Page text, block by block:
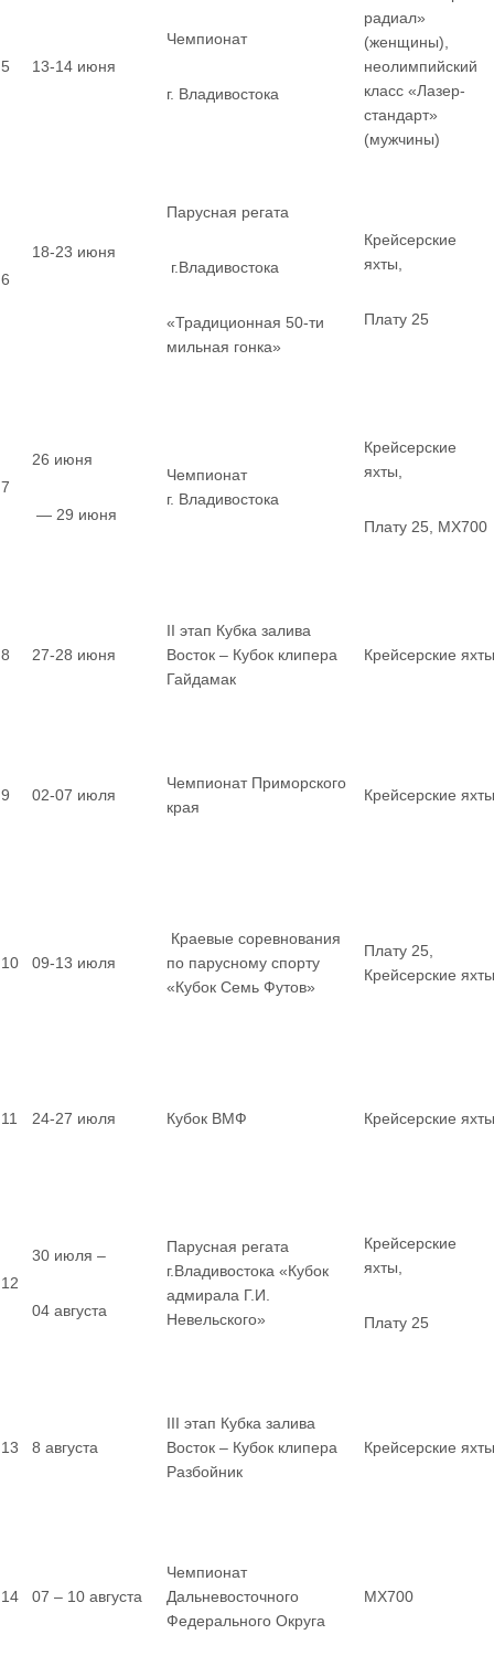
5 13-14 июня
Чемпионат
г. Владивостока
радиал»
(женщины),
неолимпийский
класс «Лазер-
стандарт»
(мужчины)
6
18-23 июня
Парусная регата
г.Владивостока
«Традиционная 50-ти
мильная гонка»
Крейсерские
яхты,
Плату 25
7
26 июня
— 29 июня
Чемпионат
г. Владивостока
Крейсерские
яхты,
Плату 25, MX700
8 27-28 июня
II этап Кубка залива
Восток – Кубок клипера
Гайдамак
Крейсерские яхты
9 02-07 июля
Чемпионат Приморского
края
Крейсерские яхты
10 09-13 июля
Краевые соревнования
по парусному спорту
«Кубок Семь Футов»
Плату 25,
Крейсерские яхты
11 24-27 июля Кубок ВМФ Крейсерские яхты
12
30 июля –
04 августа
Парусная регата
г.Владивостока «Кубок
адмирала Г.И.
Невельского»
Крейсерские
яхты,
Плату 25
13 8 августа
III этап Кубка залива
Восток – Кубок клипера
Разбойник
Крейсерские яхты
14 07 – 10 августа
Чемпионат
Дальневосточного
Федерального Округа
MX700